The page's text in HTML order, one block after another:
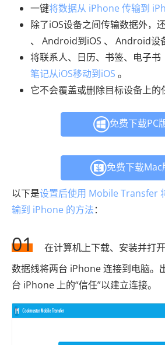
一键将数据从 iPhone 传输到
除了iOS设备之间传输数据外，
、 Android到iOS 、 Android设
将联系人、日历、书签、电子书
笔记从iOS移动到iOS 。
它不会覆盖或删除目标设备上的
免费下载PC
免费下载Mac
以下是设置后使用 Mobile Transfer
输到 iPhone 的方法：
01
在计算机上下载、安装并打
数据线将两台 iPhone 连接到电脑。
台 iPhone 上的“信任”以建立连接。